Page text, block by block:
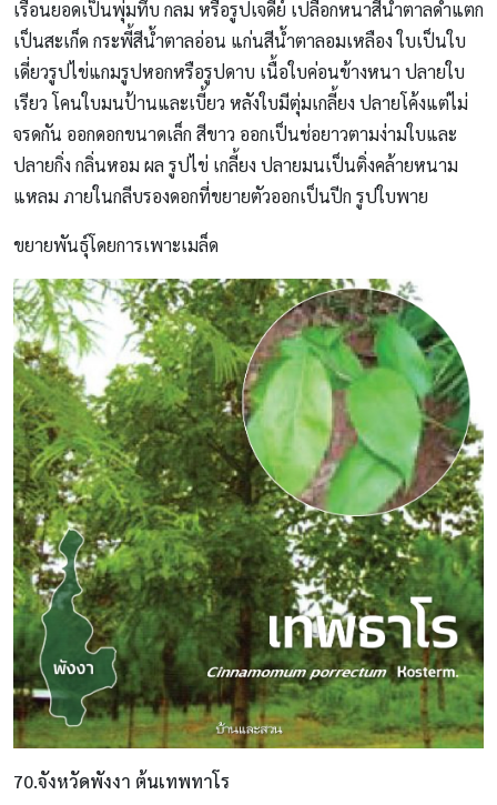
เรือนยอดเป็นพุ่มทึบ กลม หรือรูปเจดีย์ เปลือกหนาสีน้ำตาลดำแตก
เป็นสะเก็ด กระพี้สีน้ำตาลอ่อน แก่นสีน้ำตาลอมเหลือง ใบเป็นใบ
เดี่ยวรูปไข่แกมรูปหอกหรือรูปดาบ เนื้อใบค่อนข้างหนา ปลายใบ
เรียว โคนใบมนป้านและเบี้ยว หลังใบมีตุ่มเกลี้ยง ปลายโค้งแต่ไม่
จรดกัน ออกดอกขนาดเล็ก สีขาว ออกเป็นช่อยาวตามง่ามใบและ
ปลายกิ่ง กลิ่นหอม ผล รูปไข่ เกลี้ยง ปลายมนเป็นติ่งคล้ายหนาม
แหลม ภายในกลีบรองดอกที่ขยายตัวออกเป็นปีก รูปใบพาย
ขยายพันธุ์โดยการเพาะเมล็ด
70.จังหวัดพังงา ต้นเทพทาโร